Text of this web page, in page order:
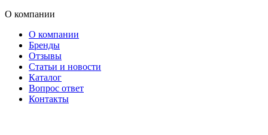
О компании
О компании
Бренды
Отзывы
Статьи и новости
Каталог
Вопрос ответ
Контакты